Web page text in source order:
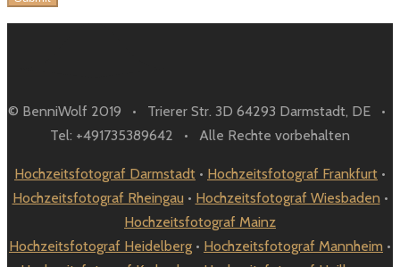
© BenniWolf 2019 • Trierer Str. 3D 64293 Darmstadt, DE •
Tel: +491735389642 • Alle Rechte vorbehalten
Hochzeitsfotograf Darmstadt • Hochzeitsfotograf Frankfurt •
Hochzeitsfotograf Rheingau • Hochzeitsfotograf Wiesbaden •
Hochzeitsfotograf Mainz
Hochzeitsfotograf Heidelberg • Hochzeitsfotograf Mannheim •